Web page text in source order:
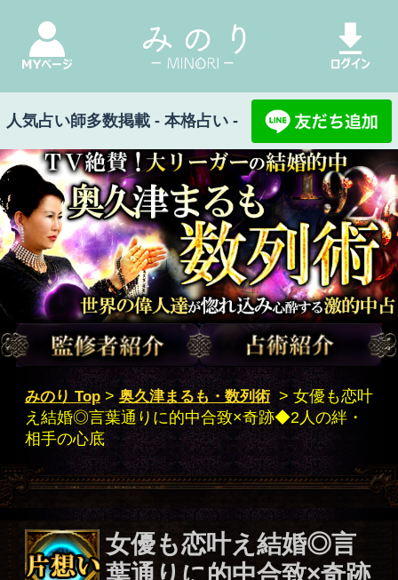
みのり Top>奥久津まるも・数列術 >女優も恋叶
え結婚◎言葉通りに的中合致×奇跡◆2人の絆・
相手の心底
女優も恋叶え結婚◎言
葉通りに的中合致×奇跡
◆2人の絆・相手の心底
「あの人のすべてが気になる。なん
で私はこんなにあの人が好きな
の？」何千何万もの人の中から、あ
なたがあの人と出会い、恋をしたの
は深い絆と宿縁が関係しています。